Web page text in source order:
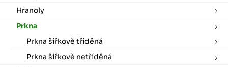
Hranoly
Prkna
Prkna šířkově tříděná
Prkna šířkově netříděná